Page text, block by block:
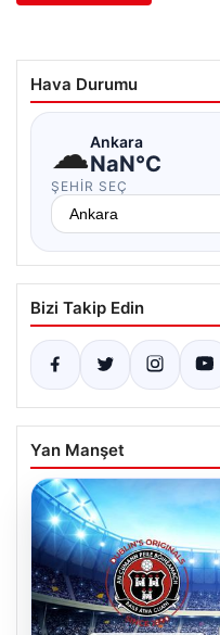
Hava Durumu
☁Ankara
NaN°C
ŞEHIR SEÇ
Bizi Takip Edin
Yan Manşet